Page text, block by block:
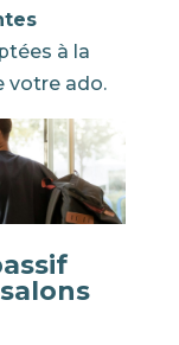
à la
votre ado.